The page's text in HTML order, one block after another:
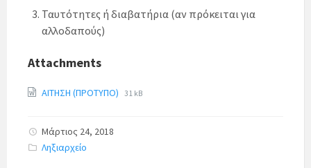
Ταυτότητες ή διαβατήρια (αν πρόκειται για
αλλοδαπούς)
Attachments
ΑΙΤΗΣΗ (ΠΡΟΤΥΠΟ) 31 kB
Μάρτιος 24, 2018
C
Ληξιαρχείο